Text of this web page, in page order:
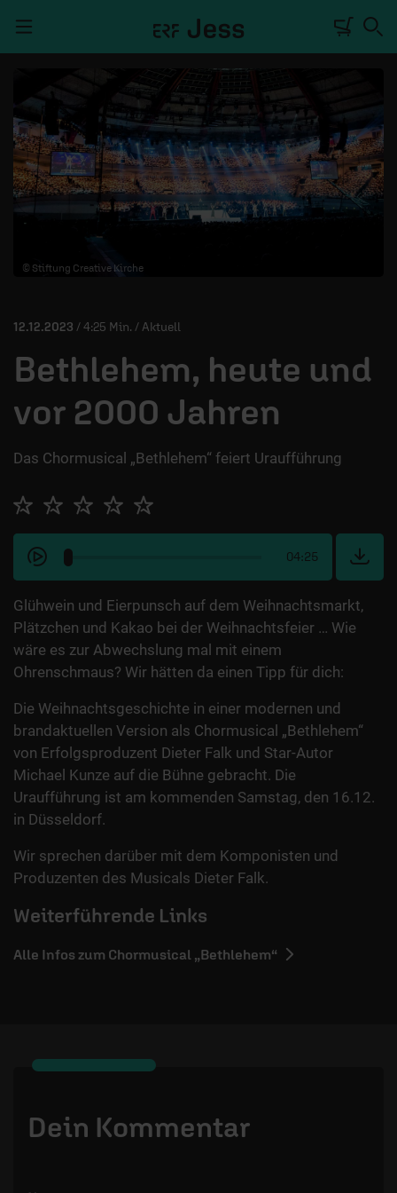
TALKWERK
REPORTAGE
RADIO
MITMACHEN
ÜBER UNS
© Stiftung Creative Kirche
12.12.2023 / 4:25 Min. / Aktuell
Bethlehem, heute und
vor 2000 Jahren
Das Chormusical „Bethlehem“ feiert Uraufführung
04:25
Glühwein und Eierpunsch auf dem Weihnachtsmarkt,
Plätzchen und Kakao bei der Weihnachtsfeier … Wie
wäre es zur Abwechslung mal mit einem
Ohrenschmaus? Wir hätten da einen Tipp für dich:
Die Weihnachtsgeschichte in einer modernen und
brandaktuellen Version als Chormusical „Bethlehem“
von Erfolgsproduzent Dieter Falk und Star-Autor
Michael Kunze auf die Bühne gebracht. Die
Uraufführung ist am kommenden Samstag, den 16.12.
in Düsseldorf.
Wir sprechen darüber mit dem Komponisten und
Produzenten des Musicals Dieter Falk.
Weiterführende Links
Alle Infos zum Chormusical „Bethlehem“
Dein Kommentar